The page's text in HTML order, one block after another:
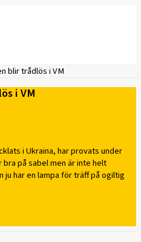
blir trådlös i VM
i VM
i Ukraina, har provats under
på sabel men är inte helt
har en lampa för träff på ogiltig